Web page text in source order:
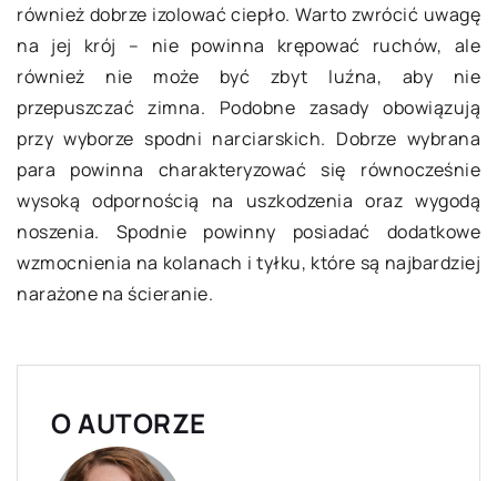
również dobrze izolować ciepło. Warto zwrócić uwagę
na jej krój – nie powinna krępować ruchów, ale
również nie może być zbyt luźna, aby nie
przepuszczać zimna. Podobne zasady obowiązują
przy wyborze spodni narciarskich. Dobrze wybrana
para powinna charakteryzować się równocześnie
wysoką odpornością na uszkodzenia oraz wygodą
noszenia. Spodnie powinny posiadać dodatkowe
wzmocnienia na kolanach i tyłku, które są najbardziej
narażone na ścieranie.
O AUTORZE